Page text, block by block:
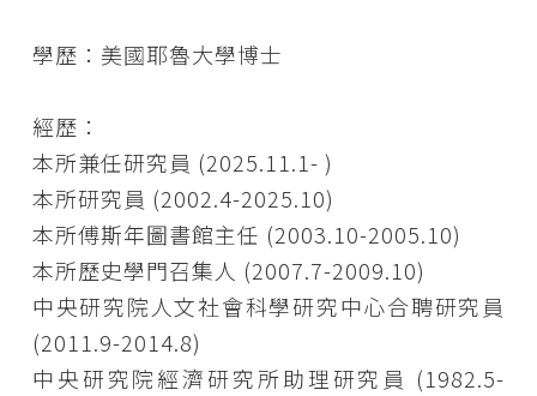
學歷：美國耶魯大學博士
經歷：
本所兼任研究員 (2025.11.1- )
本所研究員 (2002.4-2025.10)
本所傅斯年圖書館主任 (2003.10-2005.10)
本所歷史學門召集人 (2007.7-2009.10)
中央研究院人文社會科學研究中心合聘研究員
(2011.9-2014.8)
中央研究院經濟研究所助理研究員 (1982.5-